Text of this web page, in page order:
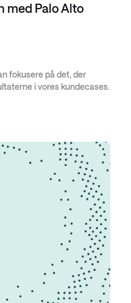
med Palo Alto
fokusere på det, der
i vores kundecases.